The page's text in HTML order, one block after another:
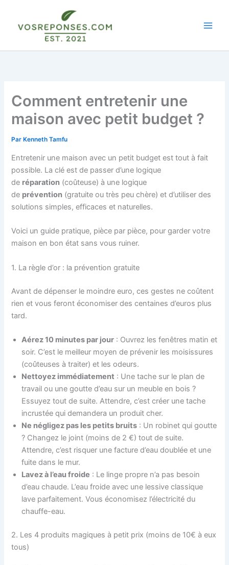
contenu
Comment entretenir une
maison avec petit budget ?
Par Kenneth Tamfu
Entretenir une maison avec un petit budget est tout à fait
possible. La clé est de passer d’une logique
de réparation (coûteuse) à une logique
de prévention (gratuite ou très peu chère) et d’utiliser des
solutions simples, efficaces et naturelles.
Voici un guide pratique, pièce par pièce, pour garder votre
maison en bon état sans vous ruiner.
1. La règle d’or : la prévention gratuite
Avant de dépenser le moindre euro, ces gestes ne coûtent
rien et vous feront économiser des centaines d’euros plus
tard.
Aérez 10 minutes par jour : Ouvrez les fenêtres matin et
soir. C’est le meilleur moyen de prévenir les moisissures
(coûteuses à traiter) et les odeurs.
Nettoyez immédiatement : Une tache sur le plan de
travail ou une goutte d’eau sur un meuble en bois ?
Essuyez tout de suite. Attendre, c’est créer une tache
incrustée qui demandera un produit cher.
Ne négligez pas les petits bruits : Un robinet qui goutte
? Changez le joint (moins de 2 €) tout de suite.
Attendre, c’est risquer une facture d’eau doublée et une
fuite dans le mur.
Lavez à l’eau froide : Le linge propre n’a pas besoin
d’eau chaude. L’eau froide avec une lessive classique
lave parfaitement. Vous économisez l’électricité du
chauffe-eau.
2. Les 4 produits magiques à petit prix (moins de 10€ à eux
tous)